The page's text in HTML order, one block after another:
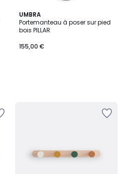
UMBRA
Portemanteau à poser sur pied
bois PILLAR
155,00 €